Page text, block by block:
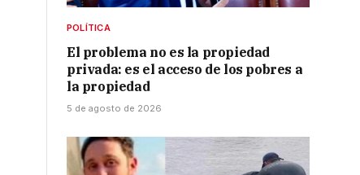
POLÍTICA
El problema no es la propiedad
privada: es el acceso de los pobres a
la propiedad
5 de agosto de 2026